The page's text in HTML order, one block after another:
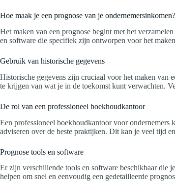
Hoe maak je een prognose van je ondernemersinkomen?
Het maken van een prognose begint met het
en software die specifiek zijn ontworpen voor het
Gebruik van historische gegevens
Historische gegevens zijn cruciaal voor het maken van
te krijgen van wat je in de toekomst kunt verwachten.
De rol van een professioneel boekhoudkantoor
Een professioneel boekhoudkantoor voor ondernemers
adviseren over de beste praktijken. Dit kan je veel tijd
Prognose tools en software
Er zijn verschillende tools en software beschikbaar die
helpen om snel en eenvoudig een gedetailleerde